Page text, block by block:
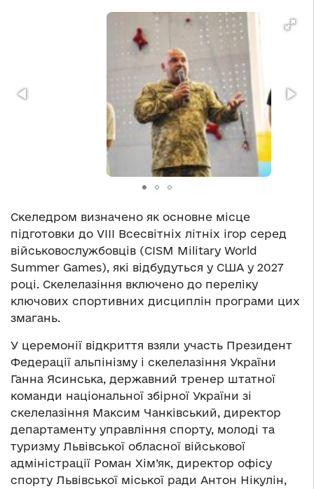
Скеледром визначено як основне місце
підготовки до VIII Всесвітніх літніх ігор серед
військовослужбовців (CISM Military World
Summer Games), які відбудуться у США у 2027
році. Скелелазіння включено до переліку
ключових спортивних дисциплін програми цих
змагань.
У церемонії відкриття взяли участь Президент
Федерації альпінізму і скелелазіння України
Ганна Ясинська, державний тренер штатної
команди національної збірної України зі
скелелазіння Максим Чанківський, директор
департаменту управління спорту, молоді та
туризму Львівської обласної військової
адміністрації Роман Хім’як, директор офісу
спорту Львівської міської ради Антон Нікулін,